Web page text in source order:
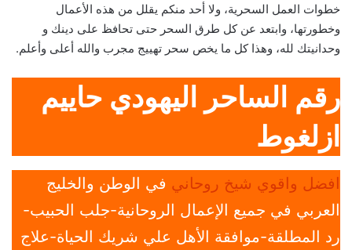
خطوات العمل السحرية، ولا أحد منكم يقلل من هذه الأعمال
وخطورتها، وابتعد عن كل طرق السحر حتى تحافظ على دينك و
وحدانيتك لله، وهذا كل ما يخص سحر تهييج مجرب والله أعلى وأعلم.
رقم الساحر اليهودي حاييم
ازلغوط
افضل واقوي شيخ روحاني في الوطن والخليج
العربي في جميع الإعمال الروحانية-جلب الحبيب-
رد المطلقة-موافقة الأهل علي شريك الحياة-علاج